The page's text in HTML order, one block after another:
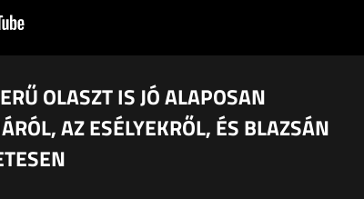
OLASZT IS JÓ ALAPOSAN
AZ ESÉLYEKRŐL, ÉS BLAZSÁN